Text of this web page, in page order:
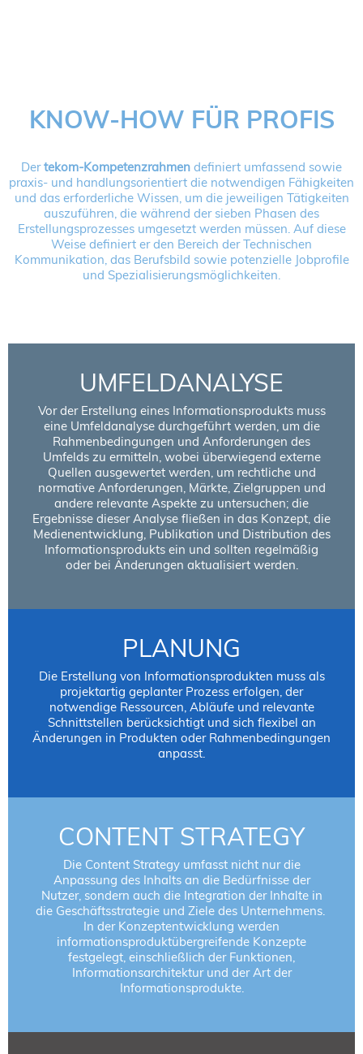
Mitglied werden
Publikationen
Stellenangebote
Stellengesuche
Dienstleister
Regionalgruppen
Downloadbereich
KNOW-HOW FÜR PROFIS
Dertekom-Kompetenzrahmen definiert umfassend sowie
praxis- und handlungsorientiert die notwendigen Fähigkeiten
und das erforderliche Wissen, um die jeweiligen Tätigkeiten
auszuführen, die während der sieben Phasen des
Erstellungsprozesses umgesetzt werden müssen. Auf diese
Weise definiert er den Bereich der Technischen
Kommunikation, das Berufsbild sowie potenzielle Jobprofile
und Spezialisierungsmöglichkeiten.
UMFELDANALYSE
Vor der Erstellung eines Informationsprodukts muss
eine Umfeldanalyse durchgeführt werden, um die
Rahmenbedingungen und Anforderungen des
Umfelds zu ermitteln, wobei überwiegend externe
Quellen ausgewertet werden, um rechtliche und
normative Anforderungen, Märkte, Zielgruppen und
andere relevante Aspekte zu untersuchen; die
Ergebnisse dieser Analyse fließen in das Konzept, die
Medienentwicklung, Publikation und Distribution des
Informationsprodukts ein und sollten regelmäßig
oder bei Änderungen aktualisiert werden.
PLANUNG
Die Erstellung von Informationsprodukten muss als
projektartig geplanter Prozess erfolgen, der
notwendige Ressourcen, Abläufe und relevante
Schnittstellen berücksichtigt und sich flexibel an
Änderungen in Produkten oder Rahmenbedingungen
anpasst.
CONTENT STRATEGY
Die Content Strategy umfasst nicht nur die
Anpassung des Inhalts an die Bedürfnisse der
Nutzer, sondern auch die Integration der Inhalte in
die Geschäftsstrategie und Ziele des Unternehmens.
In der Konzeptentwicklung werden
informationsproduktübergreifende Konzepte
festgelegt, einschließlich der Funktionen,
Informationsarchitektur und der Art der
Informationsprodukte.